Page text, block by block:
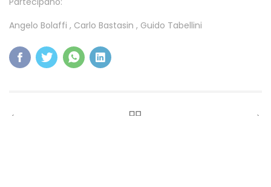
Angelo Bolaffi , Carlo Bastasin , Guido Tabellini